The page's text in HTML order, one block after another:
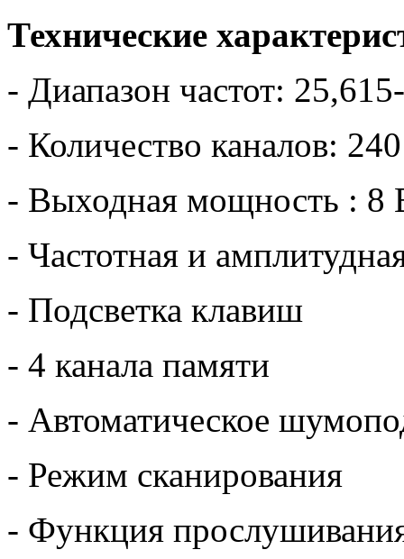
Технические
- Диапазон частот:
- Количество каналов:
- Выходная мощность : 8
- Частотная и
- Подсветка клавиш
- 4 канала памяти
- Автоматическое
- Режим сканирования
- Функция